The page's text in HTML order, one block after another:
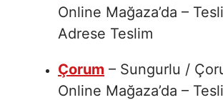
Online Mağaza’da –
Adrese Teslim
Çorum – Sungurlu /
Online Mağaza’da –